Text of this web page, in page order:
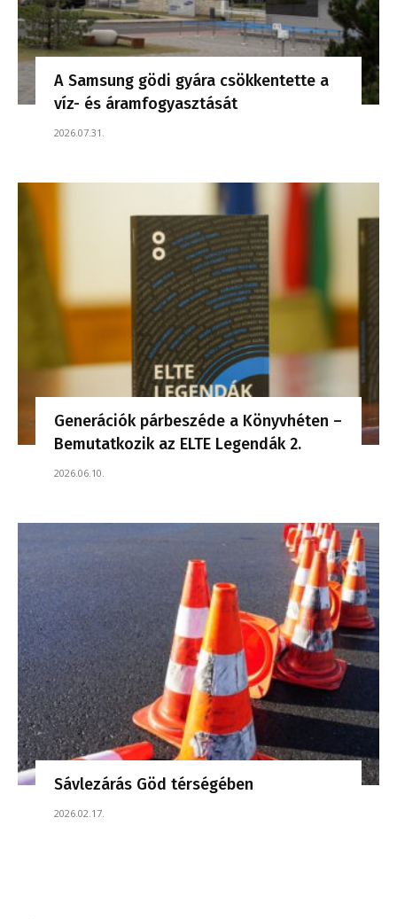
A Samsung gödi gyára csökkentette a
víz- és áramfogyasztását
2026.07.31.
Generációk párbeszéde a Könyvhéten –
Bemutatkozik az ELTE Legendák 2.
2026.06.10.
Sávlezárás Göd térségében
2026.02.17.